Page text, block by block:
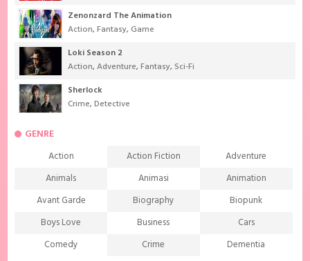
Zenonzard The Animation
Action,Fantasy, Game
Loki Season 2
Action,Adventure,Fantasy, Sci-Fi
Sherlock
Crime,Detective
GENRE
Action Action Fiction
Adventure
Animals
Animasi
Animation
Avant Garde
Biography
Biopunk
Boys Love
Business
Cars
Comedy
Crime
Dementia